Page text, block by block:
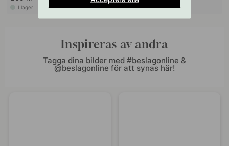
I lager I lager
Inspireras av andra
Tagga dina bilder med #beslagonline &
@beslagonline för att synas här!